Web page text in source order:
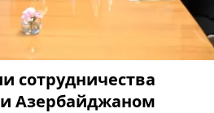
сотрудничества
Азербайджаном